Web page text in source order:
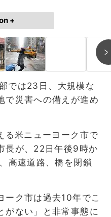
+
では23日、大規模な
で災害への備えが進め
る米ニューヨーク市で
長が、22日午後9時か
高速道路、橋を閉鎖
ーク市は過去10年でこ
がない」と非常事態に